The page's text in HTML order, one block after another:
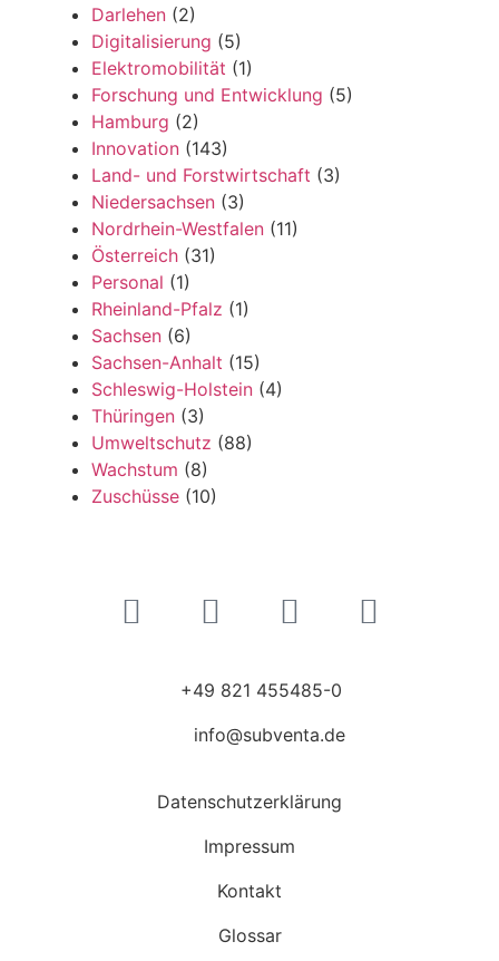
Darlehen (2)
Digitalisierung (5)
Elektromobilität (1)
Forschung und Entwicklung (5)
Hamburg (2)
Innovation (143)
Land- und Forstwirtschaft (3)
Niedersachsen (3)
Nordrhein-Westfalen (11)
Österreich (31)
Personal (1)
Rheinland-Pfalz (1)
Sachsen (6)
Sachsen-Anhalt (15)
Schleswig-Holstein (4)
Thüringen (3)
Umweltschutz (88)
Wachstum (8)
Zuschüsse (10)
+49 821 455485-0
info@subventa.de
Datenschutzerklärung
Impressum
Kontakt
Glossar